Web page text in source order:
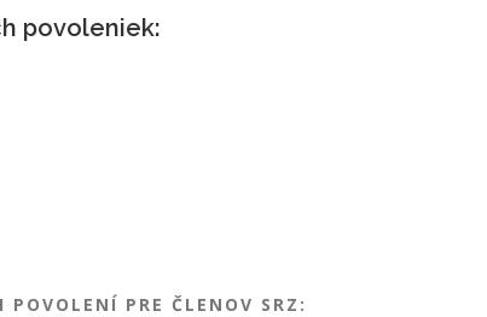
povoleniek:
POVOLENÍ PRE ČLENOV SRZ: